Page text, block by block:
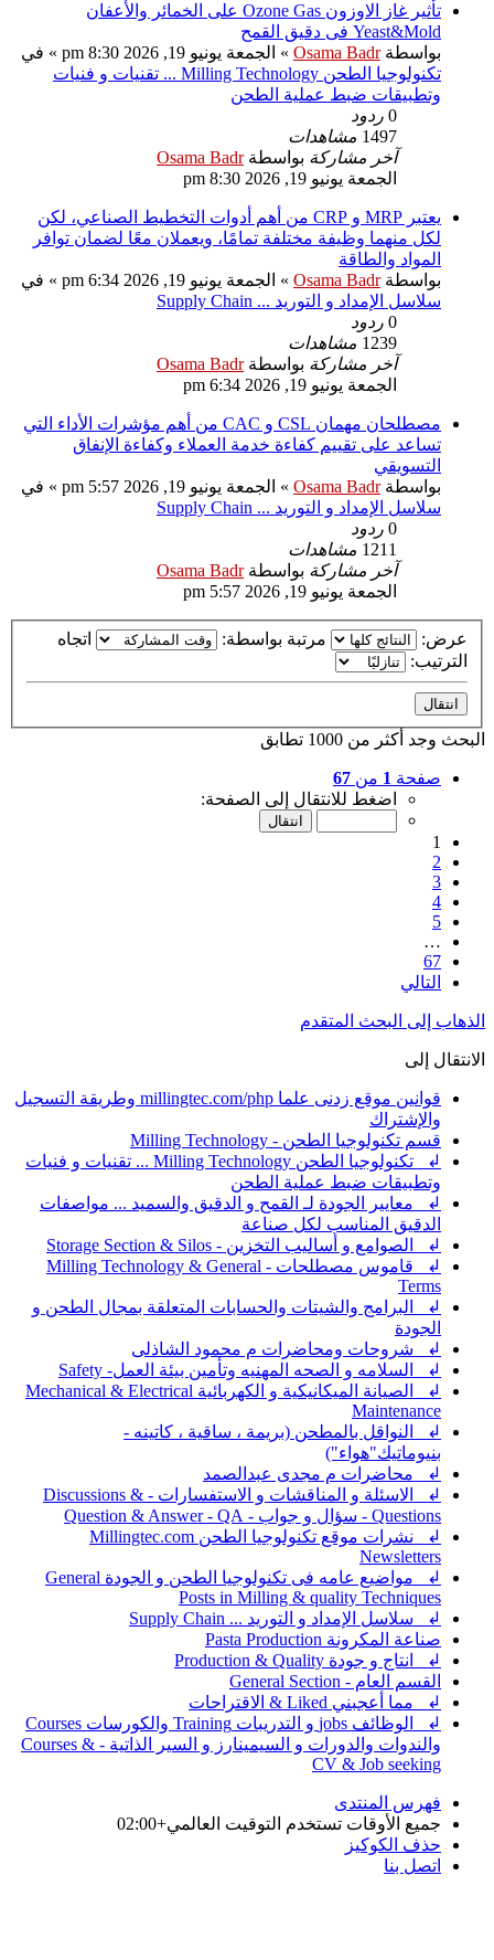
تأثير غاز الاوزون Ozone Gas على الخمائر والأعفان
Yeast&Mold فى دقيق القمح
بواسطةOsama Badr
» الجمعة يونيو 19, 2026 8:30 pm
» في
تكنولوجيا الطحن Milling Technology ... تقنيات و فنيات
وتطبيقات ضبط عملية الطحن
0 ردود
1497 مشاهدات
آخر مشاركة بواسطةOsama Badr
الجمعة يونيو 19, 2026 8:30 pm
يعتبر MRP و CRP من أهم أدوات التخطيط الصناعي، لكن
لكل منهما وظيفة مختلفة تمامًا، ويعملان معًا لضمان توافر
المواد والطاقة
بواسطةOsama Badr
» الجمعة يونيو 19, 2026 6:34 pm
» في
سلاسل الإمداد و التوريد ... Supply Chain
0 ردود
1239 مشاهدات
آخر مشاركة بواسطةOsama Badr
الجمعة يونيو 19, 2026 6:34 pm
مصطلحان مهمان CSL و CAC من أهم مؤشرات الأداء التي
تساعد على تقييم كفاءة خدمة العملاء وكفاءة الإنفاق
التسويقي
بواسطةOsama Badr
» الجمعة يونيو 19, 2026 5:57 pm
» في
سلاسل الإمداد و التوريد ... Supply Chain
0 ردود
1211 مشاهدات
آخر مشاركة بواسطةOsama Badr
الجمعة يونيو 19, 2026 5:57 pm
عرض: مرتبة بواسطة:
اتجاه
الترتيب:
البحث وجد أكثر من 1000 تطابق
صفحة 1 من 67
اضغط للانتقال إلى الصفحة:
1
2
3
4
5
…
67
التالي
الذهاب إلى البحث المتقدم
الانتقال إلى
قوانين موقع زدنى علما millingtec.com/php وطريقة التسجيل
والإشتراك
قسم تكنولوجيا الطحن - Milling Technology
↲ تكنولوجيا الطحن Milling Technology ... تقنيات و فنيات
وتطبيقات ضبط عملية الطحن
↲ معايير الجودة لـ القمح و الدقيق والسميد ... مواصفات
الدقيق المناسب لكل صناعة
↲ الصوامع و أساليب التخزين - Storage Section & Silos
↲ قاموس مصطلحات - Milling Technology & General
Terms
↲ البرامج والشيتات والحسابات المتعلقة بمجال الطحن و
الجودة
↲ شروحات ومحاضرات م محمود الشاذلى
↲ السلامه و الصحه المهنيه وتأمين بيئة العمل- Safety
↲ الصيانة الميكانيكية و الكهربائية Mechanical & Electrical
Maintenance
↲ النواقل بالمطحن (بريمة ، ساقية ، كاتينه -
بنيوماتيك"هواء")
↲ محاضرات م مجدى عبدالصمد
↲ الاسئلة و المناقشات و الاستفسارات - Discussions &
Questions - سؤال و جواب - Question & Answer - QA
↲ نشرات موقع تكنولوجيا الطحن Millingtec.com
Newsletters
↲ مواضيع عامه فى تكنولوجيا الطحن و الجودة General
Posts in Milling & quality Techniques
↲ سلاسل الإمداد و التوريد ... Supply Chain
صناعة المكرونة Pasta Production
↲ انتاج و جودة Production & Quality
القسم العام - General Section
↲ مما أعجبني Liked & الاقتراحات
↲ الوظائف jobs و التدريبات Training والكورسات Courses
والندوات والدورات و السيمينارز و السير الذاتية - Courses &
CV & Job seeking
فهرس المنتدى
جميع الأوقات تستخدم التوقيت العالمي+02:00
حذف الكوكيز
اتصل بنا